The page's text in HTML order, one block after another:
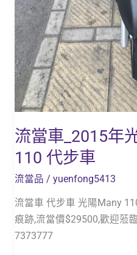
流當車_2015年
110 代步車
流當品 / yuenfong5413
流當車 代步車 光陽Many
痕跡,流當價$29500,歡迎蒞
7373777